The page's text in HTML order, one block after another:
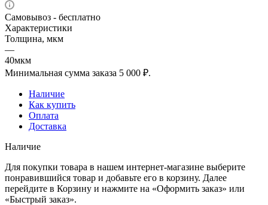
Самовывоз - бесплатно
Характеристики
Толщина, мкм
—
40мкм
Минимальная сумма заказа 5 000 ₽.
Наличие
Как купить
Оплата
Доставка
Наличие
Для покупки товара в нашем интернет-магазине выберите
понравившийся товар и добавьте его в корзину. Далее
перейдите в Корзину и нажмите на «Оформить заказ» или
«Быстрый заказ».